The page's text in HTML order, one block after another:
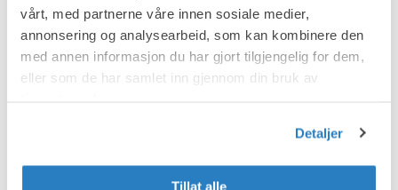
vårt, med partnerne våre innen sosiale medier,
annonsering og analysearbeid, som kan kombinere den
med annen informasjon du har gjort tilgjengelig for dem,
eller som de har samlet inn gjennom din bruk av
Detaljer
Tillat alle